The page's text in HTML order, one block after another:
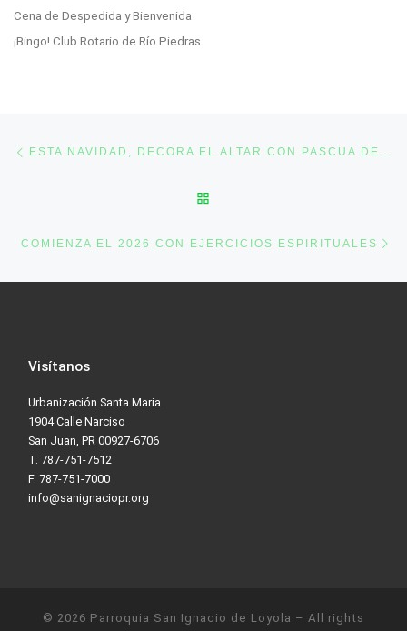
Cena de Despedida y Bienvenida
¡Bingo! Club Rotario de Río Piedras
Post navigation ESTA NAVIDAD, DECORA EL ALTAR CON PASCUA DE RECORDACIÓN
COMIENZA EL 2026 CON EJERCICIOS ESPIRITUALES
Visítanos
Urbanización Santa Maria
1904 Calle Narciso
San Juan, PR 00927-6706
T. 787-751-7512
F. 787-751-7000
info@sanignaciopr.org
© 2026 Parroquia San Ignacio de Loyola – All rights